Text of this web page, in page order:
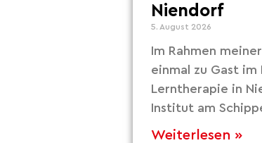
Niendorf
5. August 2026
Im Rahmen
einmal zu Gast
Lerntherapie in
Institut am
Weiterlesen »